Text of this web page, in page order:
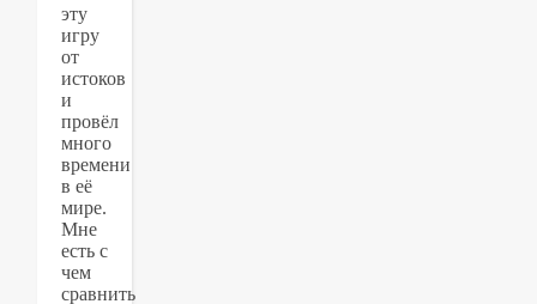
эту
игру
от
истоков
и
провёл
много
времени
в её
мире.
Мне
есть с
чем
сравнить